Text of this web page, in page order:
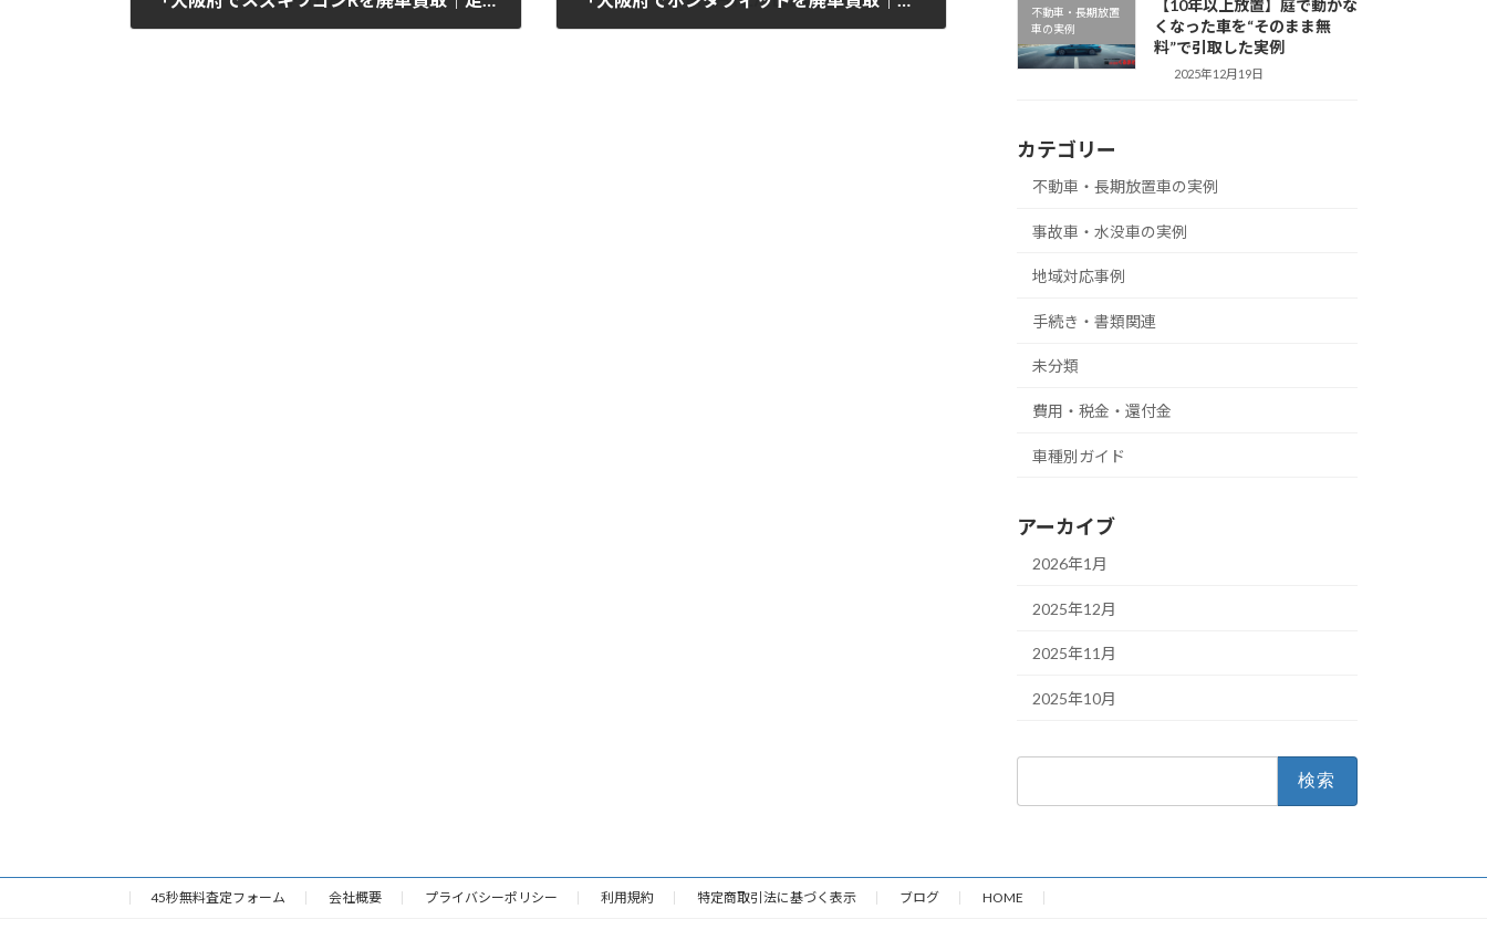
不動車・長期放置
車の実例
【10年以上放置】庭で動かな
くなった車を“そのまま無
料”で引取した実例
2025年12月19日
カテゴリー
不動車・長期放置車の実例
事故車・水没車の実例
地域対応事例
手続き・書類関連
未分類
費用・税金・還付金
車種別ガイド
アーカイブ
2026年1月
2025年12月
2025年11月
2025年10月
45秒無料査定フォーム 会社概要 プライバシーポリシー 利用規約 特定商取引法に基づく表示 ブログ HOME